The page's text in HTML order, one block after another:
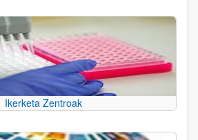
Ikerketa Zentroak